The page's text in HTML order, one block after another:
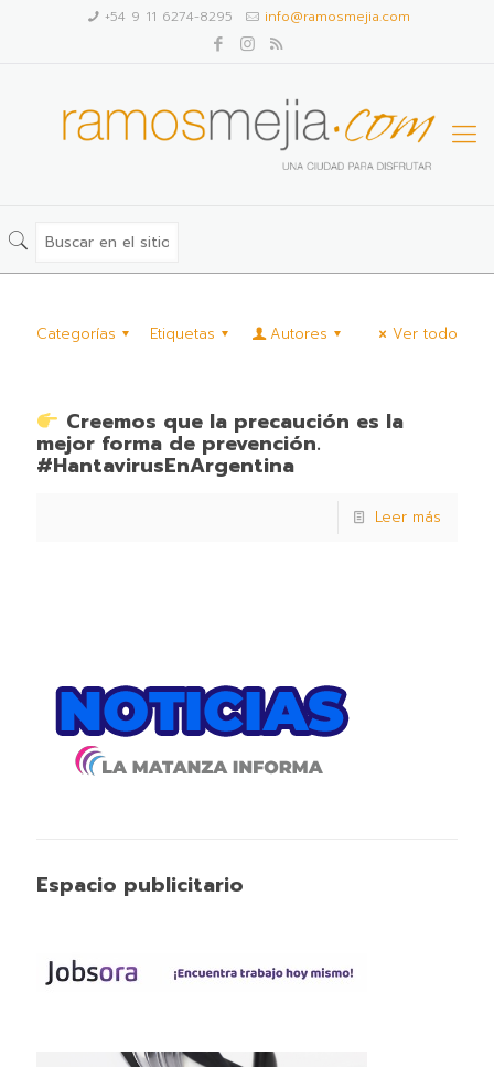
+54 9 11 6274-8295 info@ramosmejia.com
Categorías Etiquetas Autores Ver todo
Creemos que la precaución es la
mejor forma de prevención.
#HantavirusEnArgentina
Leer más
Espacio publicitario